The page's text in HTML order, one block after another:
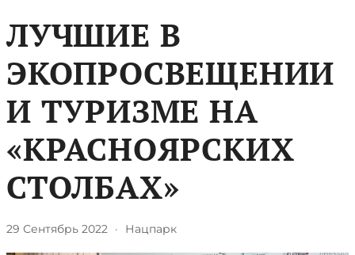
ЛУЧШИЕ В
ЭКОПРОСВЕЩЕНИИ
И ТУРИЗМЕ НА
«КРАСНОЯРСКИХ
СТОЛБАХ»
29 Сентябрь 2022 · Нацпарк